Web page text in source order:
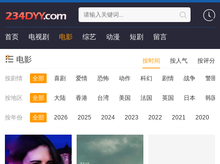
首页 电视剧 电影 综艺 动漫 短剧 留言
电影 按时间 按人气 按评分
按剧情 全部 喜剧 爱情 恐怖 动作 科幻 剧情 战争 警匪
按地区 全部 大陆 香港 台湾 美国 法国 英国 日本 韩国
按年份 全部 2026 2025 2024 2023 2022 2021 2020